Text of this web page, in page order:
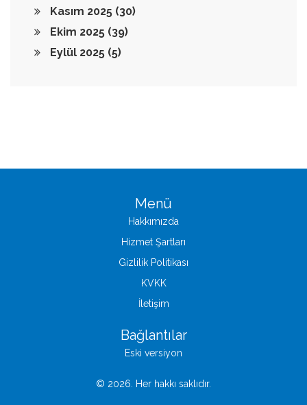
Kasım 2025 (30)
Ekim 2025 (39)
Eylül 2025 (5)
Menü
Hakkımızda
Hizmet Şartları
Gizlilik Politikası
KVKK
İletişim
Bağlantılar
Eski versiyon
© 2026. Her hakkı saklıdır.